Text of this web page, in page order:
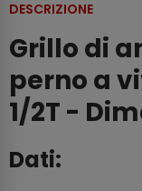
DESCRIZIONE
Grillo di
perno a
1/2T -
Dati: